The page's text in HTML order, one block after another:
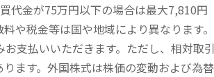
代金が75万円以下の場合は最大7,810円
や税金等は国や地域により異なります
支払いいただきます。ただし、相対取
ます。外国株式は株価の変動および為